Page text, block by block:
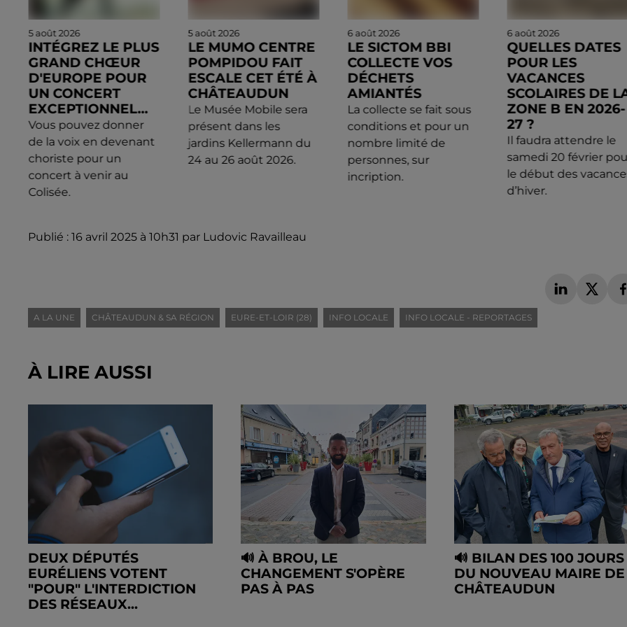
5 août 2026
INTÉGREZ LE PLUS
GRAND CHŒUR
D'EUROPE POUR
UN CONCERT
EXCEPTIONNEL...
Vous pouvez donner
de la voix en devenant
choriste pour un
concert à venir au
Colisée.
5 août 2026
LE MUMO CENTRE
POMPIDOU FAIT
ESCALE CET ÉTÉ À
CHÂTEAUDUN
Le Musée Mobile sera
présent dans les
jardins Kellermann du
24 au 26 août 2026.
6 août 2026
LE SICTOM BBI
COLLECTE VOS
DÉCHETS
AMIANTÉS
La collecte se fait sous
conditions et pour un
nombre limité de
personnes, sur
incription.
6 août 2026
QUELLES DATES
POUR LES
VACANCES
SCOLAIRES DE
ZONE B EN 2026-
27 ?
Il faudra attendre le
samedi 20 février
le début des
d’hiver.
Publié : 16 avril 2025 à 10h31 par Ludovic Ravailleau
A LA UNE CHÂTEAUDUN & SA RÉGION EURE-ET-LOIR (28) INFO LOCALE INFO LOCALE - REPORTAGES
À LIRE AUSSI
DEUX DÉPUTÉS
EURÉLIENS VOTENT
"POUR" L'INTERDICTION
DES RÉSEAUX...
🔊 À BROU, LE
CHANGEMENT S'OPÈRE
PAS À PAS
🔊 BILAN DES 100 JOURS
DU NOUVEAU MAIRE DE
CHÂTEAUDUN